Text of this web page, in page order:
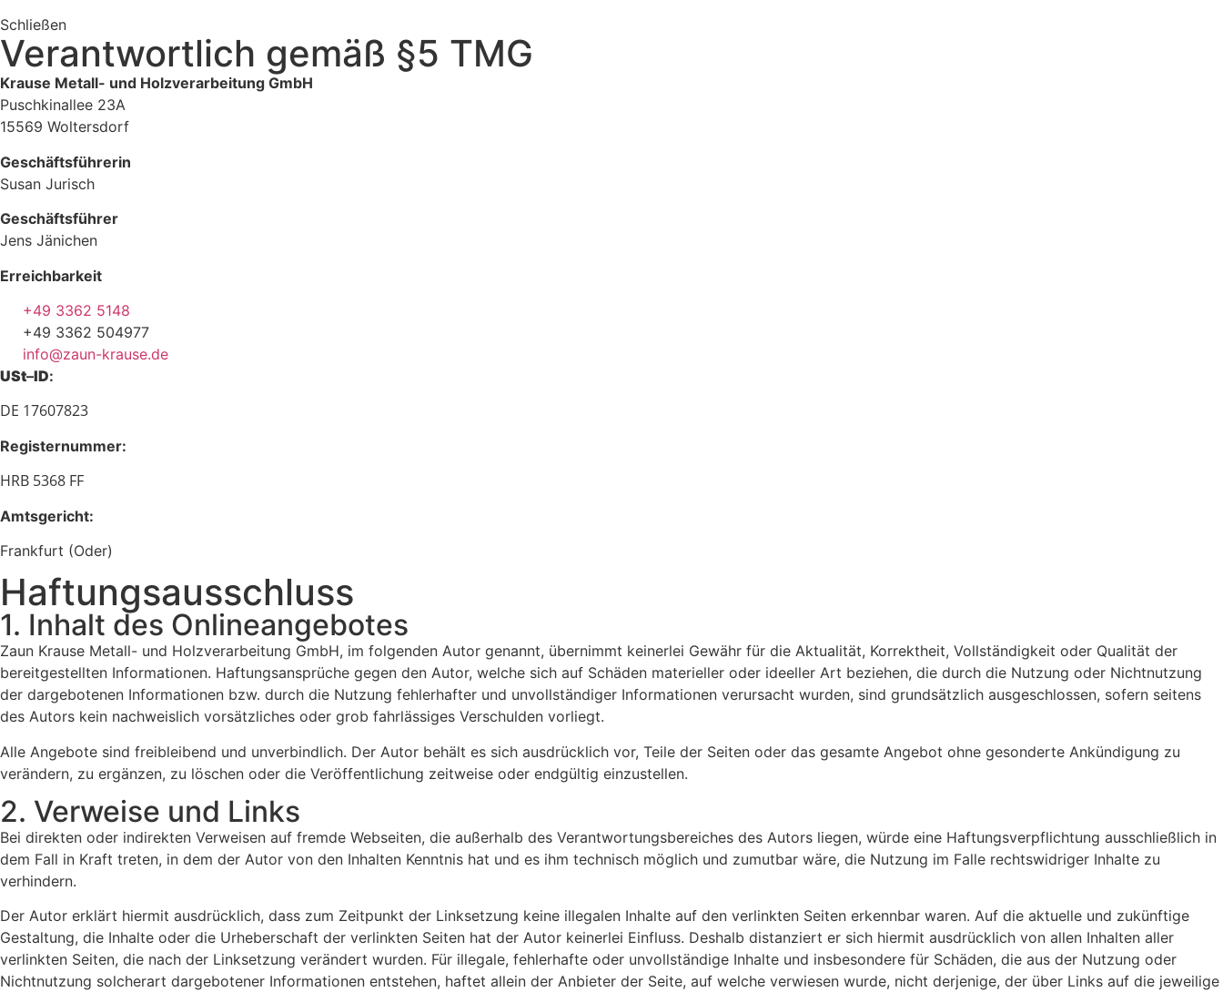
Schließen
Verant­wortlich gemäß §5 TMG
Krause Metall- und Holzverarbeitung GmbH
Puschkinallee 23A
15569 Woltersdorf
Geschäftsführerin
Susan Jurisch
Geschäftsführer
Jens Jänichen
Erreichbarkeit
+49 3362 5148
+49 3362 504977
info@zaun-krause.de
USt–ID:
DE 17607823
Registernummer:
HRB 5368 FF
Amtsgericht:
Frankfurt (Oder)
Haftungs­ausschluss
1. Inhalt des Onlineangebotes
Zaun Krause Metall- und Holzverarbeitung GmbH, im folgenden Autor genannt, übernimmt keinerlei Gewähr für die Aktualität, Korrektheit, Vollständigkeit oder Qualität der
bereitgestellten Informationen. Haftungsansprüche gegen den Autor, welche sich auf Schäden materieller oder ideeller Art beziehen, die durch die Nutzung oder Nichtnutzung
der dargebotenen Informationen bzw. durch die Nutzung fehlerhafter und unvollständiger Informationen verursacht wurden, sind grundsätzlich ausgeschlossen, sofern seitens
des Autors kein nachweislich vorsätzliches oder grob fahrlässiges Verschulden vorliegt.
Alle Angebote sind freibleibend und unverbindlich. Der Autor behält es sich ausdrücklich vor, Teile der Seiten oder das gesamte Angebot ohne gesonderte Ankündigung zu
verändern, zu ergänzen, zu löschen oder die Veröffentlichung zeitweise oder endgültig einzustellen.
2. Verweise und Links
Bei direkten oder indirekten Verweisen auf fremde Webseiten, die außerhalb des Verantwortungsbereiches des Autors liegen, würde eine Haftungsverpflichtung ausschließlich in
dem Fall in Kraft treten, in dem der Autor von den Inhalten Kenntnis hat und es ihm technisch möglich und zumutbar wäre, die Nutzung im Falle rechtswidriger Inhalte zu
verhindern.
Der Autor erklärt hiermit ausdrücklich, dass zum Zeitpunkt der Linksetzung keine illegalen Inhalte auf den verlinkten Seiten erkennbar waren. Auf die aktuelle und zukünftige
Gestaltung, die Inhalte oder die Urheberschaft der verlinkten Seiten hat der Autor keinerlei Einfluss. Deshalb distanziert er sich hiermit ausdrücklich von allen Inhalten aller
verlinkten Seiten, die nach der Linksetzung verändert wurden. Für illegale, fehlerhafte oder unvollständige Inhalte und insbesondere für Schäden, die aus der Nutzung oder
Nichtnutzung solcherart dargebotener Informationen entstehen, haftet allein der Anbieter der Seite, auf welche verwiesen wurde, nicht derjenige, der über Links auf die jeweilige